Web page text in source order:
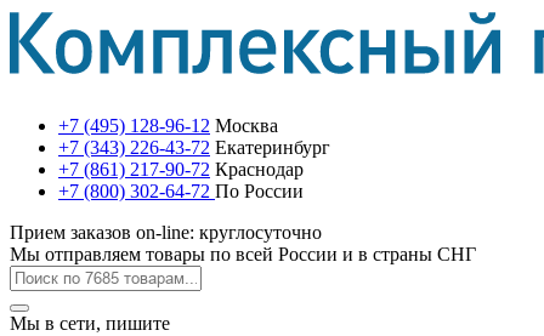
+7 (495) 128-96-12 Москва
+7 (343) 226-43-72 Екатеринбург
+7 (861) 217-90-72 Краснодар
+7 (800) 302-64-72 По России
Прием заказов on-line: круглосуточно
Мы отправляем товары по всей России и в страны СНГ
Мы в сети, пишите